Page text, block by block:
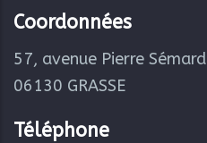
Coordonnées
57, avenue Pierre Sémard
06130 GRASSE
Téléphone